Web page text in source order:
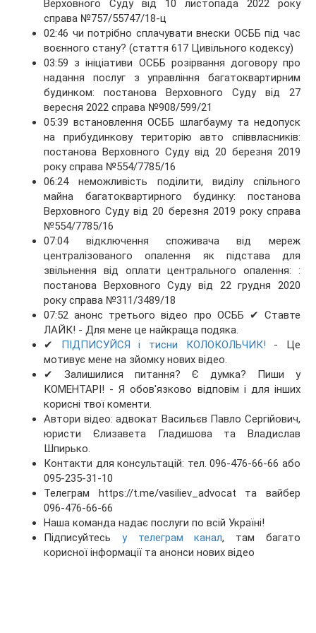
Верховного Суду від 10 листопада 2022 року
справа №757/55747/18-ц
02:46 чи потрібно сплачувати внески ОСББ під час
воєнного стану? (стаття 617 Цивільного кодексу)
03:59 з ініціативи ОСББ розірвання договору про
надання послуг з управління багатоквартирним
будинком: постанова Верховного Суду від 27
вересня 2022 справа №908/599/21
05:39 встановлення ОСББ шлагбауму та недопуск
на прибудинкову територію авто співвласників:
постанова Верховного Суду від 20 березня 2019
року справа №554/7785/16
06:24 неможливість поділити, виділу спільного
майна багатоквартирного будинку: постанова
Верховного Суду від 20 березня 2019 року справа
№554/7785/16
07:04 відключення споживача від мереж
централізованого опалення як підстава для
звільнення від оплати центрального опалення: :
постанова Верховного Суду від 22 грудня 2020
року справа №311/3489/18
07:52 анонс третього відео про ОСББ ✔ Ставте
ЛАЙК! - Для мене це найкраща подяка.
✔ ПІДПИСУЙСЯ і тисни КОЛОКОЛЬЧИК! - Це
мотивує мене на зйомку нових відео.
✔ Залишилися питання? Є думка? Пиши у
КОМЕНТАРІ! - Я обов'язково відповім і для інших
корисні твої коменти.
Автори відео: адвокат Васильєв Павло Сергійович,
юристи Єлизавета Гладишова та Владислав
Шпирько.
Контакти для консультацій: тел. 096-476-66-66 або
095-235-31-10
Телеграм https://t.me/vasiliev_advocat та вайбер
096-476-66-66
Наша команда надає послуги по всій Україні!
Підписуйтесьу телеграм канал, там багато
корисної інформації та анонси нових відео